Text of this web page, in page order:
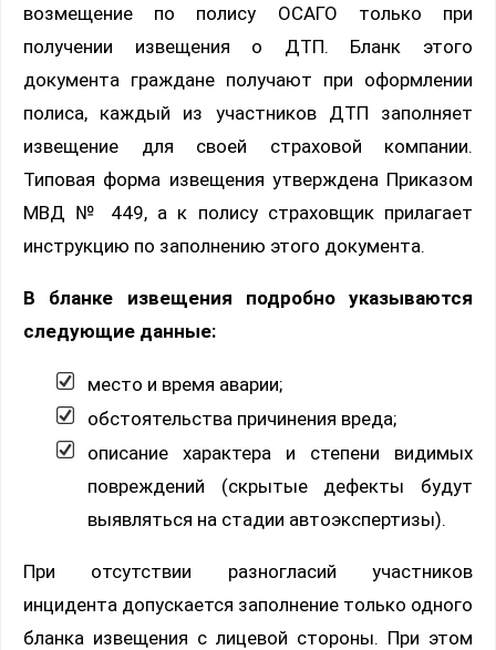
возмещение по полису ОСАГО только при
получении извещения о ДТП. Бланк этого
документа граждане получают при оформлении
полиса, каждый из участников ДТП заполняет
извещение для своей страховой компании.
Типовая форма извещения утверждена Приказом
МВД № 449, а к полису страховщик прилагает
инструкцию по заполнению этого документа.
В бланке извещения подробно указываются
следующие данные:
место и время аварии;
обстоятельства причинения вреда;
описание характера и степени видимых
повреждений (скрытые дефекты будут
выявляться на стадии автоэкспертизы).
При отсутствии разногласий участников
инцидента допускается заполнение только одного
бланка извещения с лицевой стороны. При этом